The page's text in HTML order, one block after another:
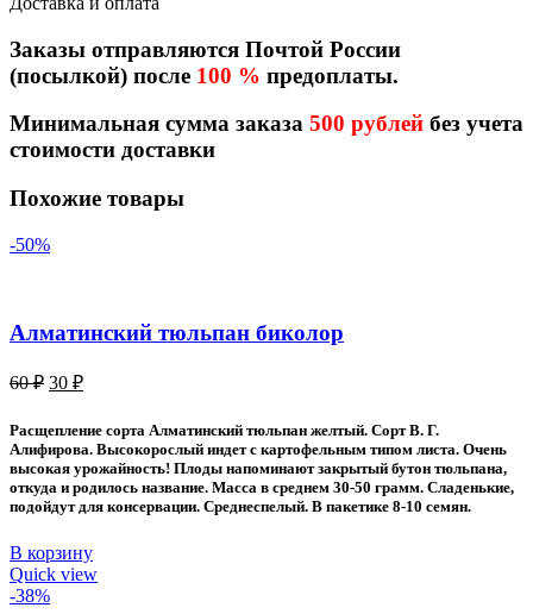
Заказы отправляются Почтой России
(посылкой) после 100 % предоплаты.
Минимальная сумма заказа 500 рублей без учета
стоимости доставки
Похожие товары
-50%
Алматинский тюльпан биколор
60₽ Первоначальная
60 ₽.
30 ₽Текущая
30 ₽.
Расщепление сорта Алматинский тюльпан желтый. Сорт В. Г.
Алифирова. Высокорослый индет с картофельным типом листа. Очень
высокая урожайность! Плоды напоминают закрытый бутон тюльпана,
откуда и родилось название. Масса в среднем 30-50 грамм. Сладенькие,
подойдут для консервации. Среднеспелый. В пакетике 8-10 семян.
В корзину
Quick view
-38%